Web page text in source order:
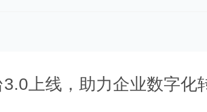
上线，助力企业数字化